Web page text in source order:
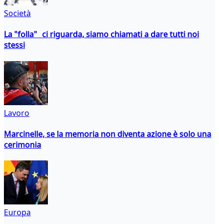
Società
La "folla" ci riguarda, siamo chiamati a dare tutti noi
stessi
Lavoro
Marcinelle, se la memoria non diventa azione è solo una
cerimonia
Europa